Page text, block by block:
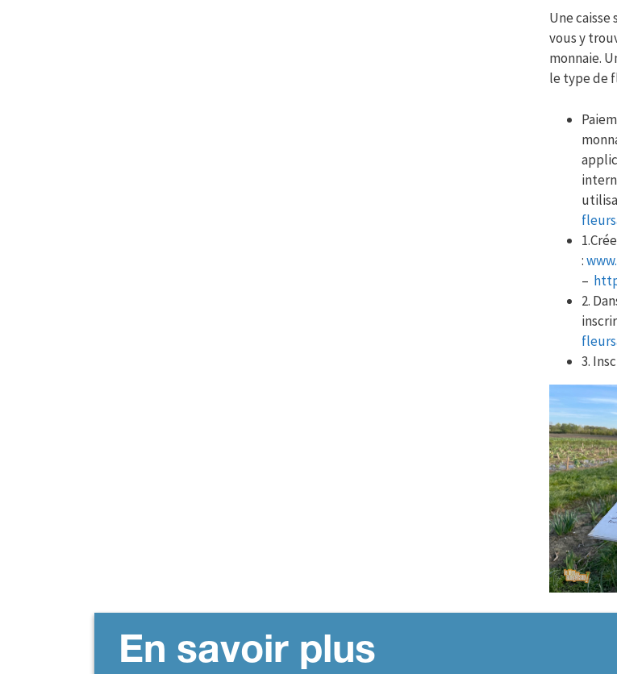
Une caisse
vous y
monnaie.
le type de
:
–
2.
3.
En savoir plus